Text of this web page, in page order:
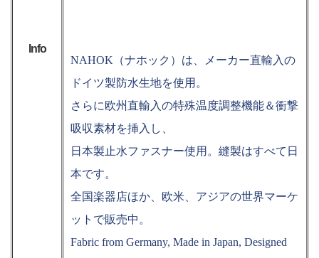
Info
NAHOK（ナホック）は、メーカー直輸入の
ドイツ製防水生地を使用。
さらに欧州直輸入の特殊温度調整機能＆衝撃
吸収素材を挿入し、
日本製止水ファスナー使用。縫製はすべて日
本です。
全国楽器店ほか、欧米、アジアの世界マーケ
ットで販売中。
Fabric from Germany, Made in Japan, Designed